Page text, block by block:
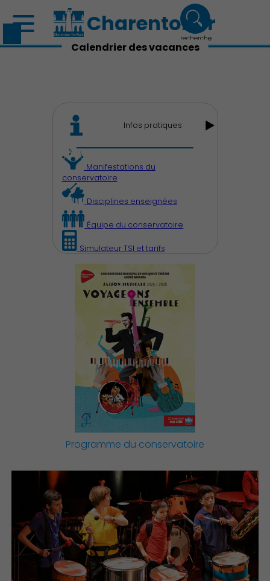
Découvrir Charenton
Démocratie locale
Famille
Action Sociale Solidarité
Charenton.fr
recherche
Calendrier des vacances
Infos pratiques
Manifestations du
conservatoire
Disciplines enseignées
Équipe du conservatoire
Simulateur TSI et tarifs
Programme du conservatoire